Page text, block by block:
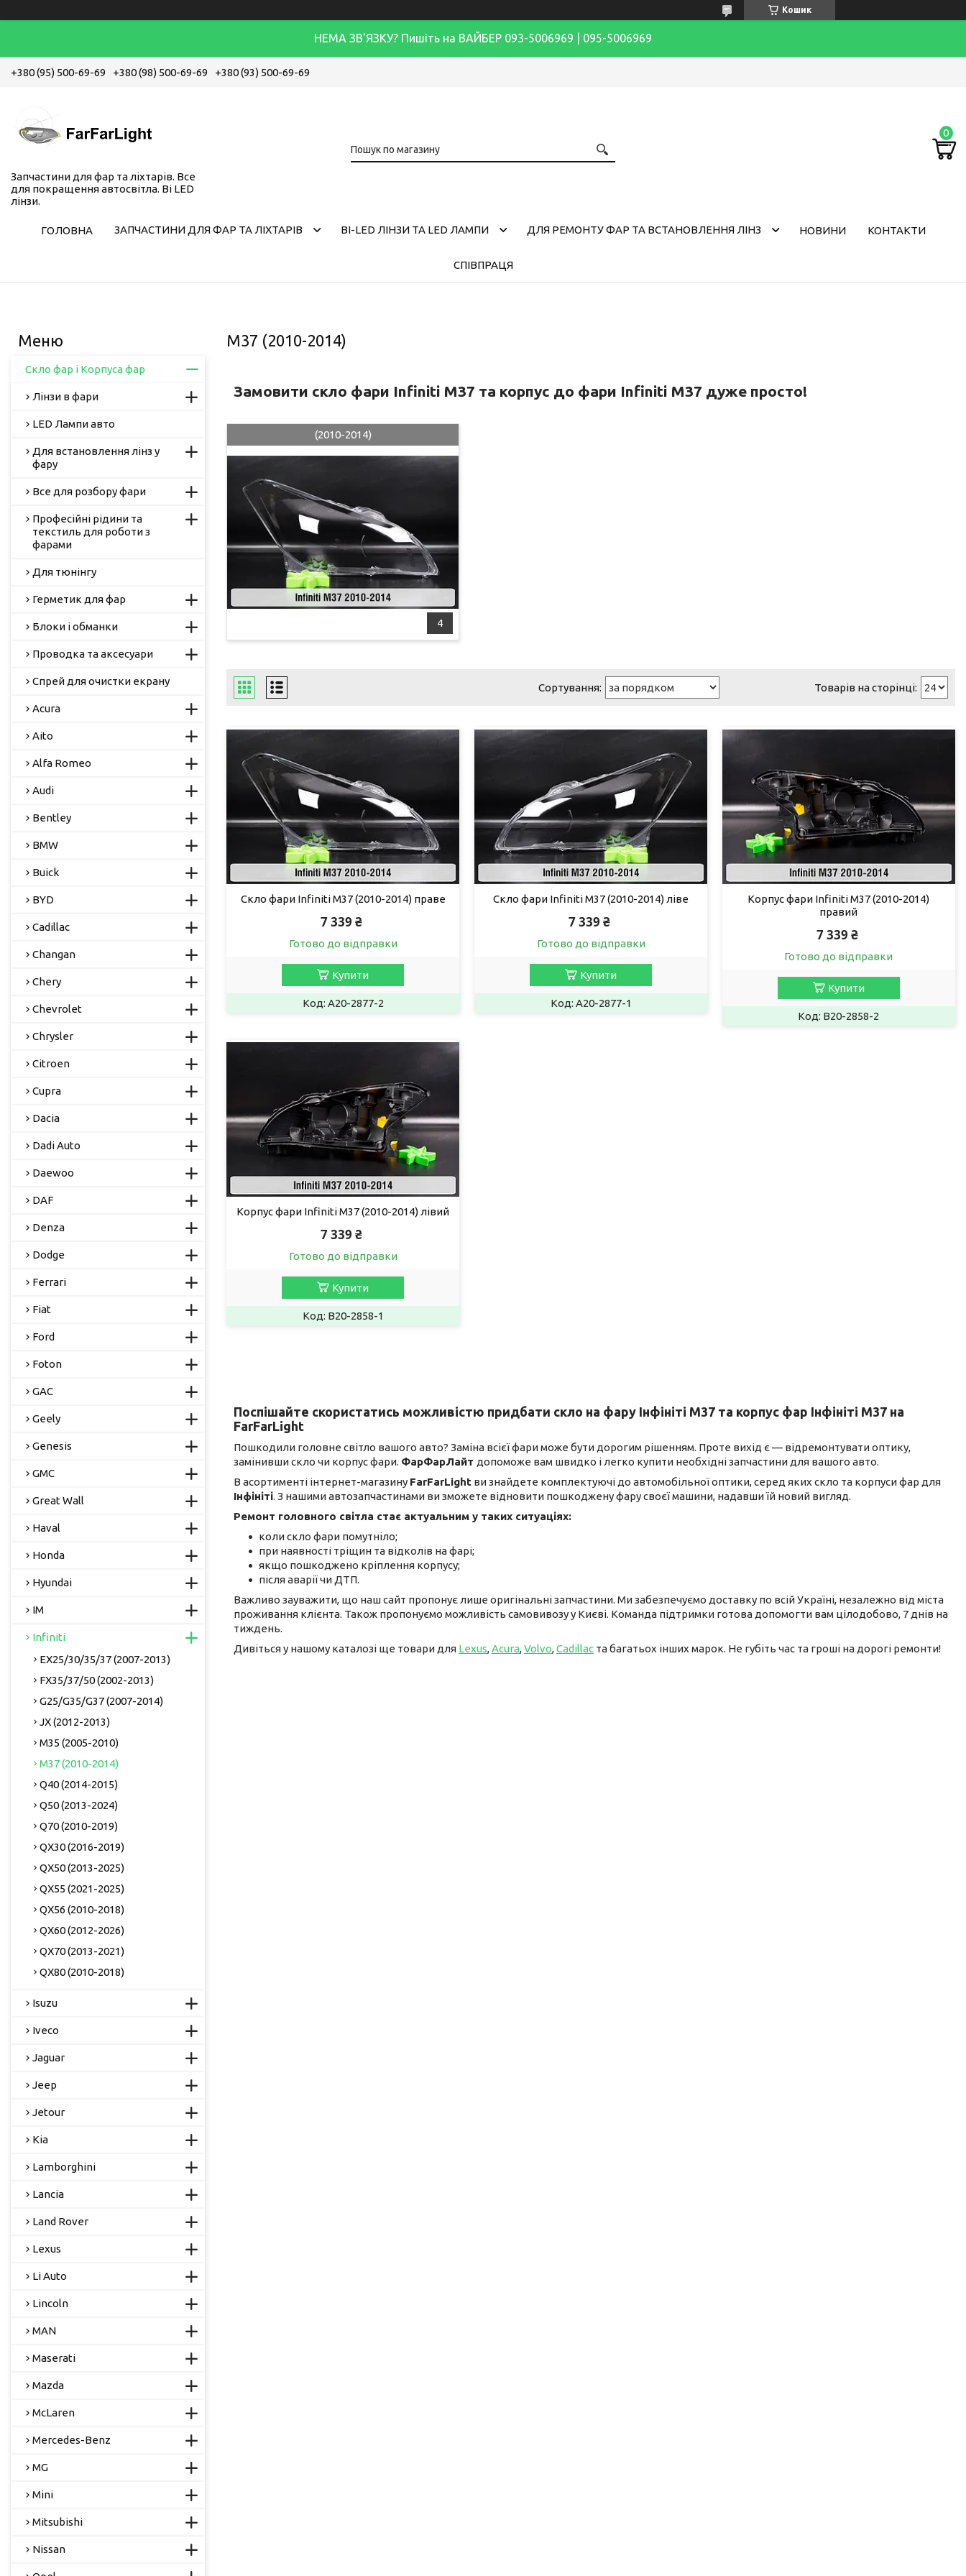
Кошик
НЕМА ЗВ'ЯЗКУ? Пишіть на ВАЙБЕР 093-5006969 | 095-5006969
+380 (95) 500-69-69 +380 (98) 500-69-69 +380 (93) 500-69-69
Запчастини для фар та ліхтарів. Все
для покращення автосвітла. Bi LED
лінзи.
ГОЛОВНА ЗАПЧАСТИНИ ДЛЯ ФАР ТА ЛІХТАРІВ BI-LED ЛІНЗИ ТА LED ЛАМПИ ДЛЯ РЕМОНТУ ФАР ТА ВСТАНОВЛЕННЯ ЛІНЗ НОВИНИ КОНТАКТИ
СПІВПРАЦЯ
M37 (2010-2014)
Замовити скло фари Infiniti M37 та корпус до фари Infiniti M37 дуже просто!
4
(2010-2014)
Скло фари Infiniti M37 (2010-2014) праве
7 339 ₴
Готово до відправки
Купити
A20-2877-2
Скло фари Infiniti M37 (2010-2014) ліве
7 339 ₴
Готово до відправки
Купити
A20-2877-1
Корпус фари Infiniti M37 (2010-2014)
правий
7 339 ₴
Готово до відправки
Купити
B20-2858-2
Корпус фари Infiniti M37 (2010-2014) лівий
7 339 ₴
Готово до відправки
Купити
B20-2858-1
Поспішайте скористатись можливістю придбати скло на фару Інфініті М37 та корпус фар Інфініті М37 на
FarFarLight
Пошкодили головне світло вашого авто? Заміна всієї фари може бути дорогим рішенням. Проте вихід є — відремонтувати оптику,
замінивши скло чи корпус фари. ФарФарЛайт допоможе вам швидко і легко купити необхідні запчастини для вашого авто.
В асортименті інтернет-магазину FarFarLight ви знайдете комплектуючі до автомобільної оптики, серед яких скло та корпуси фар для
Інфініті. З нашими автозапчастинами ви зможете відновити пошкоджену фару своєї машини, надавши їй новий вигляд.
Ремонт головного світла стає актуальним у таких ситуаціях:
коли скло фари помутніло;
при наявності тріщин та відколів на фарі;
якщо пошкоджено кріплення корпусу;
після аварії чи ДТП.
Важливо зауважити, що наш сайт пропонує лише оригінальні запчастини. Ми забезпечуємо доставку по всій Україні, незалежно від міста
проживання клієнта. Також пропонуємо можливість самовивозу у Києві. Команда підтримки готова допомогти вам цілодобово, 7 днів на
тиждень.
Дивіться у нашому каталозі ще товари для Lexus,Acura,Volvo,Cadillac та багатьох інших марок. Не губіть час та гроші на дорогі ремонти!
Скло фар і Корпуса фар
Лінзи в фари
LED Лампи авто
Для встановлення лінз у
фару
Все для розбору фари
Професійні рідини та
текстиль для роботи з
фарами
Для тюнінгу
Герметик для фар
Блоки і обманки
Проводка та аксесуари
Спрей для очистки екрану
Acura
Aito
Alfa Romeo
Audi
Bentley
BMW
Buick
BYD
Cadillac
Changan
Chery
Chevrolet
Chrysler
Citroen
Cupra
Dacia
Dadi Auto
Daewoo
DAF
Denza
Dodge
Ferrari
Fiat
Ford
Foton
GAC
Geely
Genesis
GMC
Great Wall
Haval
Honda
Hyundai
IM
Infiniti
EX25/30/35/37 (2007-2013)
FX35/37/50 (2002-2013)
G25/G35/G37 (2007-2014)
JX (2012-2013)
M35 (2005-2010)
M37 (2010-2014)
Q40 (2014-2015)
Q50 (2013-2024)
Q70 (2010-2019)
QX30 (2016-2019)
QX50 (2013-2025)
QX55 (2021-2025)
QX56 (2010-2018)
QX60 (2012-2026)
QX70 (2013-2021)
QX80 (2010-2018)
Isuzu
Iveco
Jaguar
Jeep
Jetour
Kia
Lamborghini
Lancia
Land Rover
Lexus
Li Auto
Lincoln
MAN
Maserati
Mazda
McLaren
Mercedes-Benz
MG
Mini
Mitsubishi
Nissan